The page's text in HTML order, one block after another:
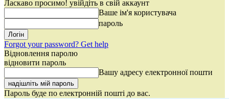
Ласкаво просимо! увійдіть в свій аккаунт
Ваше ім'я користувача
пароль
Forgot your password? Get help
Відновлення паролю
відновити пароль
Вашу адресу електронної пошти
Пароль буде по електронній пошті до вас.